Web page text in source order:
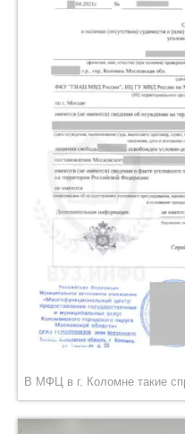
В МФЦ в г. Коломне такие